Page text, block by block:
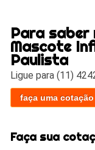
Para saber
Mascote
Paulista
Ligue para(11)
faça uma cotação
Faça sua